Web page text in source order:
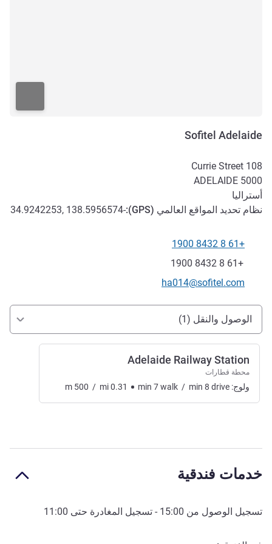
Sofitel Adelaide
108 Currie Street
5000
ADELAIDE
أستراليا
نظام تحديد المواقع العالمي (GPS
):
-34.9242253, 138.5956574
الهاتف
+61 8 8432 1900
فاكس
+61 8 8432 1900
تواصل معنا عبر البريد الإلكتروني
ha014@sofitel.com
الوصول والتنقل
الوصول والنقل (1)
Adelaide Railway Station
محطة قطارات
ولوج: m 500 / mi0.31 min 7walk / min 8 drive
خدمات فندقية
تسجيل الوصول من 15:00 - تسجيل المغادرة حتى 11:00